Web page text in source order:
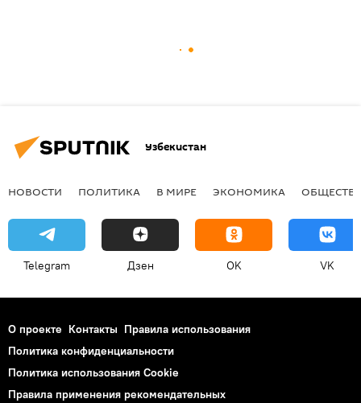
Узбекистан
НОВОСТИ ПОЛИТИКА В МИРЕ ЭКОНОМИКА
Telegram Дзен OK VK
О проекте Контакты Правила использования
Политика конфиденциальности
Политика использования Cookie
Правила применения рекомендательных